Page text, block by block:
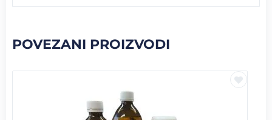
POVEZANI PROIZVODI